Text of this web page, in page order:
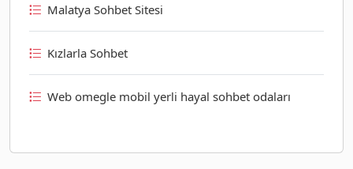
Malatya Sohbet Sitesi
Kızlarla Sohbet
Web omegle mobil yerli hayal sohbet odaları